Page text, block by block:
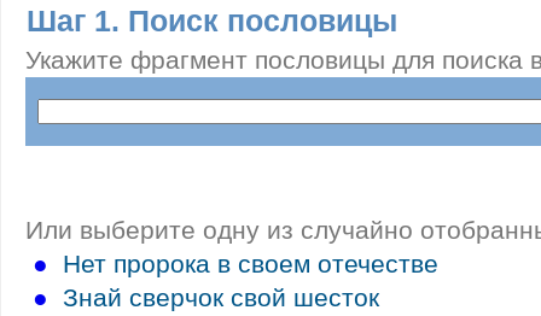
Шаг 1. Поиск пословицы
Укажите фрагмент пословицы для поиска
Или выберите одну из случайно
●
Нет пророка в своем отечестве
●
Знай сверчок свой шесток